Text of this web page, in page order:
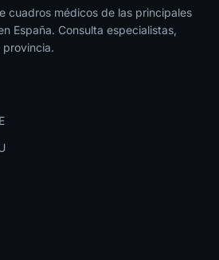
cuadros médicos de las principales
España. Consulta especialistas,